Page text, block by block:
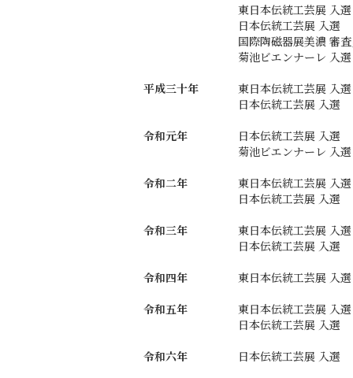
東日本伝統工芸展 入選
日本伝統工芸展 入選
国際陶磁器展美濃 審
菊池ビエンナーレ 入選
平成三十年
東日本伝統工芸展 入選
日本伝統工芸展 入選
令和元年
日本伝統工芸展 入選
菊池ビエンナーレ 入選
令和二年
東日本伝統工芸展 入選
日本伝統工芸展 入選
令和三年
東日本伝統工芸展 入選
日本伝統工芸展 入選
令和四年
東日本伝統工芸展 入選
令和五年
東日本伝統工芸展 入選
日本伝統工芸展 入選
令和六年
日本伝統工芸展 入選